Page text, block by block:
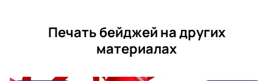
Печать бейджей на других
материалах